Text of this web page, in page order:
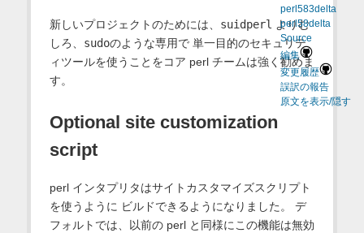
perl583delta
perl58delta
Source
編集
変更履歴
誤訳の報告
原文を表示/隠す
新しいプロジェクトのためには、 suidperl よりむ
しろ、 sudoのような専用で 単一目的のセキュリテ
ィツールを使うことをコア perl チームは強く勧めま
す。
Optional site customization
script
perl インタプリタはサイトカスタマイズスクリプト
を使うように ビルドできるようになりました。 デ
フォルトでは、以前の perl と同様にこの機能は無効